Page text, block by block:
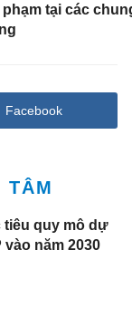
phạm tại các
Facebook
TÂM
quy mô dự
vào năm 2030